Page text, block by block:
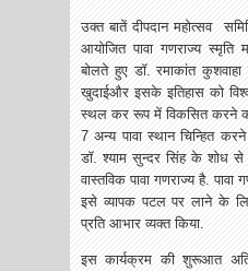
उक्त बातें दीपदान महोत्सव
आयोजित पावा गणराज्य
बोलते हुए डॉ. रमाकांत
खुदाईऔर इसके इतिहास को
स्थल कर रूप में विकसित करने
7 अन्य पावा स्थान चिन्हित
डॉ. श्याम सुन्दर सिंह के शोध से
वास्तविक पावा गणराज्य है.
इसे व्यापक पटल पर लाने के
प्रति आभार व्यक्त किया.
इस कार्यक्रम की शुरूआत